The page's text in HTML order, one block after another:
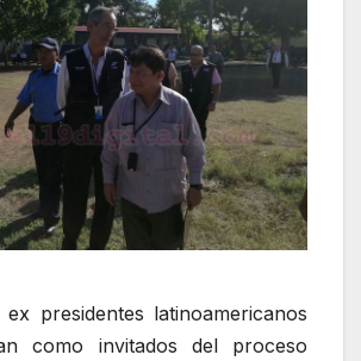
presidentes latinoamericanos
como invitados del proceso